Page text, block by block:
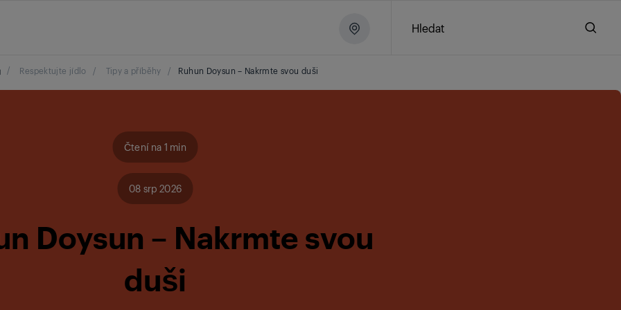
Hledat
/ Respektujte jídlo / Tipy a příběhy / Ruhun Doysun – Nakrmte svou duši
Čtení na 1 min
08 srp 2026
Doysun – Nakrmte svou
duši